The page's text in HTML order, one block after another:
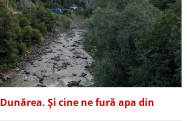
Și cine ne fură apa din